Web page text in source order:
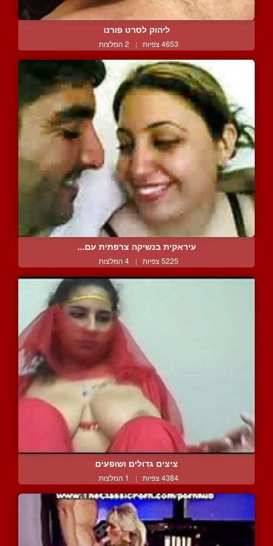
ליהוק לסרט פורנו
4653 צפיות | 2 המלצות
עיראקית בנשיקה צרפתית עם...
5225 צפיות | 4 המלצות
ציצים גדולים ושופעים
4384 צפיות | 1 המלצות